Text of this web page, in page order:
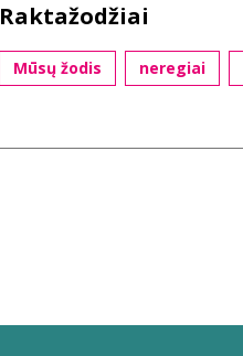
Raktažodžiai
Mūsų žodis neregiai